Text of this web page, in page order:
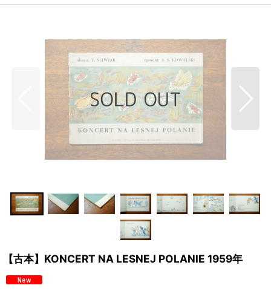
【古本】KONCERT NA LESNEJ POLANIE 1959年